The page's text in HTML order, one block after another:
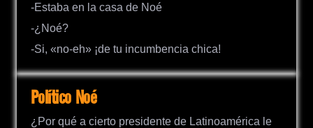
-Estaba en la casa de Noé
-¿Noé?
-Si, «no-eh» ¡de tu incumbencia chica!
Político Noé
¿Por qué a cierto presidente de Latinoamérica le